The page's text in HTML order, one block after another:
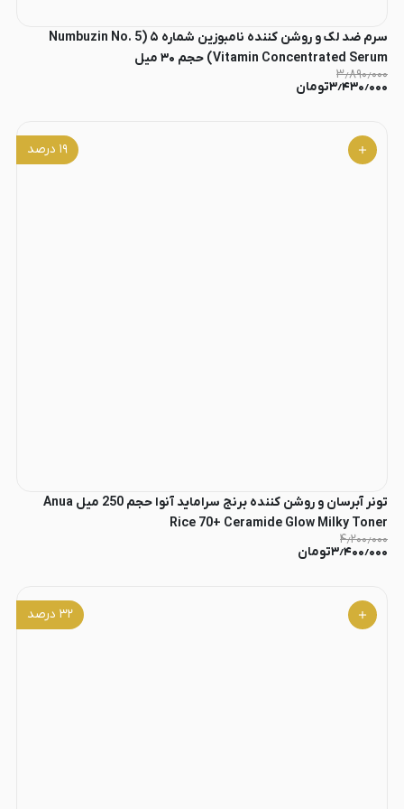
سرم ضد لک و روشن کننده نامبوزین شماره ۵ (Numbuzin No. 5
Vitamin Concentrated Serum) حجم ۳۰ میل
۳٫۸۹۰٫۰۰۰
۳٫۴۳۰٫۰۰۰تومان
۱۹ درصد
تونر آبرسان و روشن کننده برنج سراماید آنوا حجم 250 میل Anua
Rice 70+ Ceramide Glow Milky Toner
۴٫۲۰۰٫۰۰۰
۳٫۴۰۰٫۰۰۰تومان
۳۲ درصد